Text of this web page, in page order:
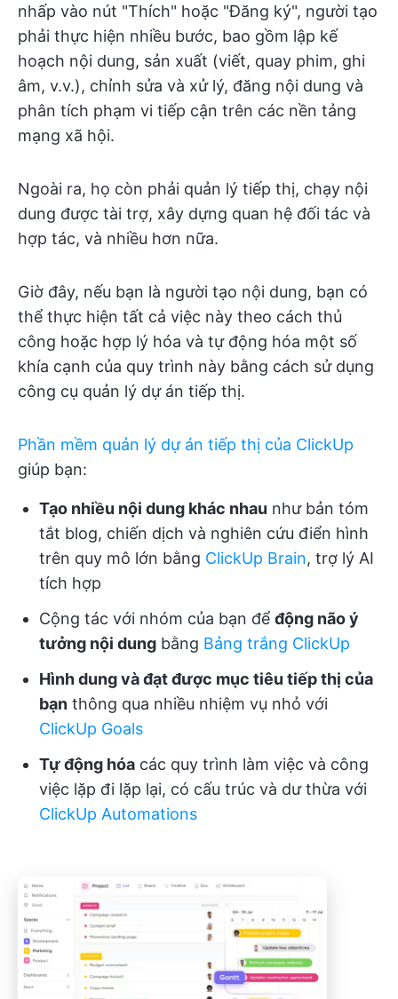
nhấp vào nút "Thích" hoặc "Đăng ký", người tạo
phải thực hiện nhiều bước, bao gồm lập kế
hoạch nội dung, sản xuất (viết, quay phim, ghi
âm, v.v.), chỉnh sửa và xử lý, đăng nội dung và
phân tích phạm vi tiếp cận trên các nền tảng
mạng xã hội.
Ngoài ra, họ còn phải quản lý tiếp thị, chạy nội
dung được tài trợ, xây dựng quan hệ đối tác và
hợp tác, và nhiều hơn nữa.
Giờ đây, nếu bạn là người tạo nội dung, bạn có
thể thực hiện tất cả việc này theo cách thủ
công hoặc hợp lý hóa và tự động hóa một số
khía cạnh của quy trình này bằng cách sử dụng
công cụ quản lý dự án tiếp thị.
Phần mềm quản lý dự án tiếp thị của ClickUp
giúp bạn:
Tạo nhiều nội dung khác nhau như bản tóm
tắt blog, chiến dịch và nghiên cứu điển hình
trên quy mô lớn bằng ClickUp Brain, trợ lý AI
tích hợp
Cộng tác với nhóm của bạn để động não ý
tưởng nội dung bằng Bảng trắng ClickUp
Hình dung và đạt được mục tiêu tiếp thị của
bạn thông qua nhiều nhiệm vụ nhỏ với
ClickUp Goals
Tự động hóa các quy trình làm việc và công
việc lặp đi lặp lại, có cấu trúc và dư thừa với
ClickUp Automations